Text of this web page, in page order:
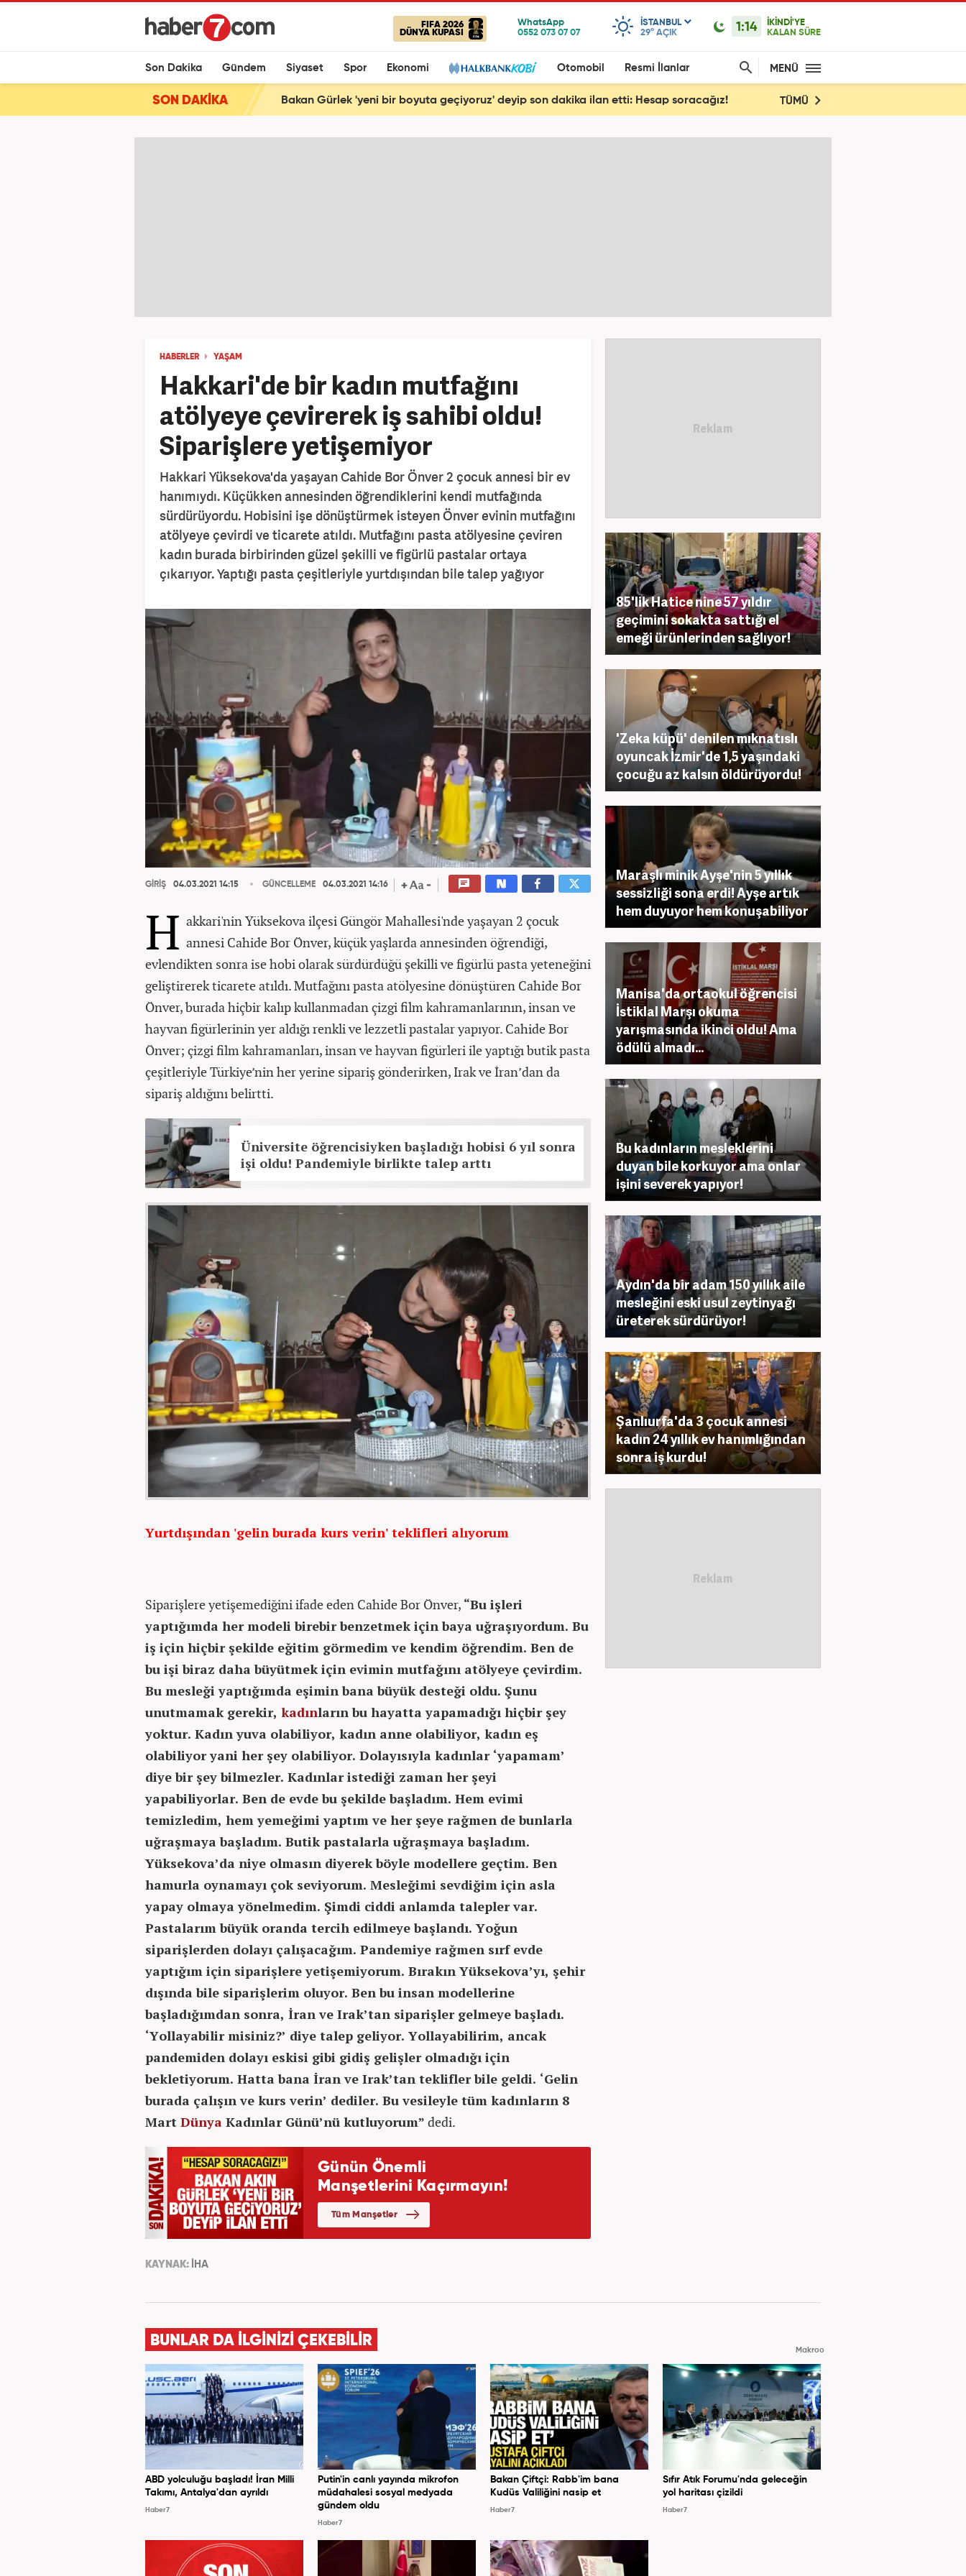
FIFA 2026
DÜNYA KUPASI
ISTANBUL
29° AÇIK 1:14
İKİNDİ'YE
KALAN SÜRE
Son Dakika Gündem Siyaset Spor Ekonomi Otomobil Resmi İlanlar MENÜ
SON DAKİKA Bakan Gürlek 'yeni bir boyuta geçiyoruz' deyip son dakika ilan etti: Hesap soracağız! TÜMÜ
HABERLER YAŞAM
Hakkari'de bir kadın mutfağını
atölyeye çevirerek iş sahibi oldu!
Siparişlere yetişemiyor
Hakkari Yüksekova'da yaşayan Cahide Bor Önver 2 çocuk annesi bir ev
hanımıydı. Küçükken annesinden öğrendiklerini kendi mutfağında
sürdürüyordu. Hobisini işe dönüştürmek isteyen Önver evinin mutfağını
atölyeye çevirdi ve ticarete atıldı. Mutfağını pasta atölyesine çeviren
kadın burada birbirinden güzel şekilli ve figürlü pastalar ortaya
çıkarıyor. Yaptığı pasta çeşitleriyle yurtdışından bile talep yağıyor
GİRİŞ 04.03.2021 14:15 GÜNCELLEME 04.03.2021 14:16
H akkari'nin Yüksekova ilçesi Güngör Mahallesi'nde yaşayan 2 çocuk
annesi Cahide Bor Önver, küçük yaşlarda annesinden öğrendiği,
evlendikten sonra ise hobi olarak sürdürdüğü şekilli ve figürlü pasta yeteneğini
geliştirerek ticarete atıldı. Mutfağını pasta atölyesine dönüştüren Cahide Bor
Önver, burada hiçbir kalıp kullanmadan çizgi film kahramanlarının, insan ve
hayvan figürlerinin yer aldığı renkli ve lezzetli pastalar yapıyor. Cahide Bor
Önver; çizgi film kahramanları, insan ve hayvan figürleri ile yaptığı butik pasta
çeşitleriyle Türkiye’nin her yerine sipariş gönderirken, Irak ve İran’dan da
sipariş aldığını belirtti.
Üniversite öğrencisiyken başladığı hobisi 6 yıl sonra
işi oldu! Pandemiyle birlikte talep arttı
Yurtdışından 'gelin burada kurs verin' teklifleri alıyorum
Siparişlere yetişemediğini ifade eden Cahide Bor Önver, “Bu işleri
yaptığımda her modeli birebir benzetmek için baya uğraşıyordum. Bu
iş için hiçbir şekilde eğitim görmedim ve kendim öğrendim. Ben de
bu işi biraz daha büyütmek için evimin mutfağını atölyeye çevirdim.
Bu mesleği yaptığımda eşimin bana büyük desteği oldu. Şunu
unutmamak gerekir, kadınların bu hayatta yapamadığı hiçbir şey
yoktur. Kadın yuva olabiliyor, kadın anne olabiliyor, kadın eş
olabiliyor yani her şey olabiliyor. Dolayısıyla kadınlar ‘yapamam’
diye bir şey bilmezler. Kadınlar istediği zaman her şeyi
yapabiliyorlar. Ben de evde bu şekilde başladım. Hem evimi
temizledim, hem yemeğimi yaptım ve her şeye rağmen de bunlarla
uğraşmaya başladım. Butik pastalarla uğraşmaya başladım.
Yüksekova’da niye olmasın diyerek böyle modellere geçtim. Ben
hamurla oynamayı çok seviyorum. Mesleğimi sevdiğim için asla
yapay olmaya yönelmedim. Şimdi ciddi anlamda talepler var.
Pastalarım büyük oranda tercih edilmeye başlandı. Yoğun
siparişlerden dolayı çalışacağım. Pandemiye rağmen sırf evde
yaptığım için siparişlere yetişemiyorum. Bırakın Yüksekova’yı, şehir
dışında bile siparişlerim oluyor. Ben bu insan modellerine
başladığımdan sonra, İran ve Irak’tan siparişler gelmeye başladı.
‘Yollayabilir misiniz?’ diye talep geliyor. Yollayabilirim, ancak
pandemiden dolayı eskisi gibi gidiş gelişler olmadığı için
bekletiyorum. Hatta bana İran ve Irak’tan teklifler bile geldi. ‘Gelin
burada çalışın ve kurs verin’ dediler. Bu vesileyle tüm kadınların 8
Mart Dünya Kadınlar Günü’nü kutluyorum” dedi.
KAYNAK: İHA
85'lik Hatice nine 57 yıldır
geçimini sokakta sattığı el
emeği ürünlerinden sağlıyor!
'Zeka küpü' denilen mıknatıslı
oyuncak İzmir'de 1,5 yaşındaki
çocuğu az kalsın öldürüyordu!
Maraşlı minik Ayşe'nin 5 yıllık
sessizliği sona erdi! Ayşe artık
hem duyuyor hem konuşabiliyor
Manisa'da ortaokul öğrencisi
İstiklal Marşı okuma
yarışmasında ikinci oldu! Ama
ödülü almadı...
Bu kadınların mesleklerini
duyan bile korkuyor ama onlar
işini severek yapıyor!
Aydın'da bir adam 150 yıllık aile
mesleğini eski usul zeytinyağı
üreterek sürdürüyor!
Şanlıurfa'da 3 çocuk annesi
kadın 24 yıllık ev hanımlığından
sonra iş kurdu!
BUNLAR DA İLGİNİZİ ÇEKEBİLİR
Makroo
ABD yolculuğu başladı! İran Milli
Takımı, Antalya'dan ayrıldı
Haber7
Putin'in canlı yayında mikrofon
müdahalesi sosyal medyada
gündem oldu
Haber7
Bakan Çiftçi: Rabb'im bana
Kudüs Valiliğini nasip et
Haber7
Sıfır Atık Forumu'nda geleceğin
yol haritası çizildi
Haber7